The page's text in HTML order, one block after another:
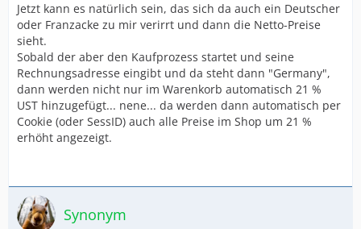
Jetzt kann es natürlich sein, das sich da auch ein Deutscher
oder Franzacke zu mir verirrt und dann die Netto-Preise
sieht.
Sobald der aber den Kaufprozess startet und seine
Rechnungsadresse eingibt und da steht dann "Germany",
dann werden nicht nur im Warenkorb automatisch 21 %
UST hinzugefügt... nene... da werden dann automatisch per
Cookie (oder SessID) auch alle Preise im Shop um 21 %
erhöht angezeigt.
Synonym